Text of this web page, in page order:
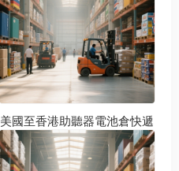
美國至香港助聽器電池倉快遞